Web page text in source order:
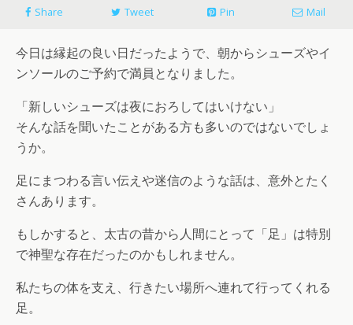
Share Tweet Pin Mail
今日は縁起の良い日だったようで、朝からシューズやイ
ンソールのご予約で満員となりました。
「新しいシューズは夜におろしてはいけない」
そんな話を聞いたことがある方も多いのではないでしょ
うか。
足にまつわる言い伝えや迷信のような話は、意外とたく
さんあります。
もしかすると、太古の昔から人間にとって「足」は特別
で神聖な存在だったのかもしれません。
私たちの体を支え、行きたい場所へ連れて行ってくれる
足。